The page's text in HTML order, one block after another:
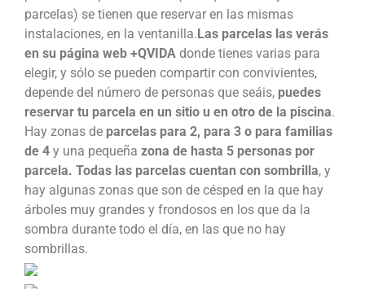
parcelas) se tienen que reservar en las mismas
instalaciones, en la ventanilla.Las parcelas las verás
en su página web +QVIDA donde tienes varias para
elegir, y sólo se pueden compartir con convivientes,
depende del número de personas que seáis, puedes
reservar tu parcela en un sitio u en otro de la piscina.
Hay zonas de parcelas para 2, para 3 o para familias
de 4 y una pequeña zona de hasta 5 personas por
parcela. Todas las parcelas cuentan con sombrilla, y
hay algunas zonas que son de césped en la que hay
árboles muy grandes y frondosos en los que da la
sombra durante todo el día, en las que no hay
sombrillas.